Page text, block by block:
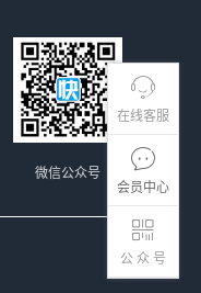
在线客服
会员中心
公 众 号
微信公众号